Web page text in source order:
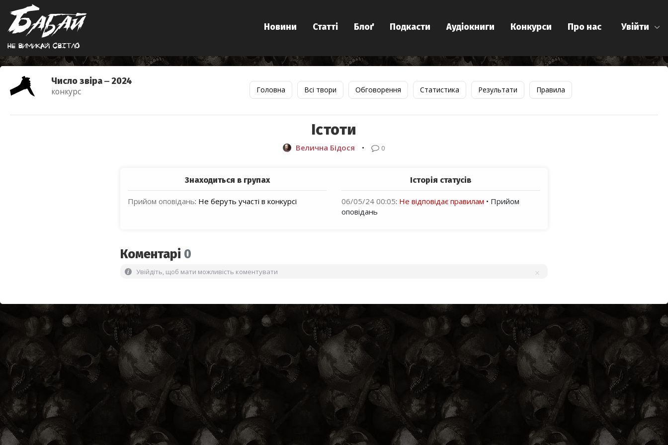
Не вимикай свiтло
Увійти
Новини Статті Блоґ Подкасти Аудіокниги Конкурси Про нас
Число звіра ‒ 2024
конкурс Головна Всі твори Обговорення Статистика Результати Правила
Істоти
Велична Бідося • 0
Знаходиться в групах
Прийом оповідань: Не беруть участі в конкурсі
Історія статусів
06/05/24 00:05: Не відповідає правилам • Прийом
оповідань
Коментарі 0
Увійдіть, щоб мати можливість коментувати